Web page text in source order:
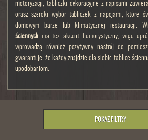
motoryzacji, tabliczki dekoracyjne z napisami
orasz szeroki wybór tabliczek z napojami, które
domowym barze lub klimatycznej restauracji.
ściennych ma też akcent humorystyczny, więc
wprowadzą również pozytywny nastrój do
gwarantuje, że każdy znajdzie dla siebie tablice
upodobaniom.
POKAŻ FILTRY